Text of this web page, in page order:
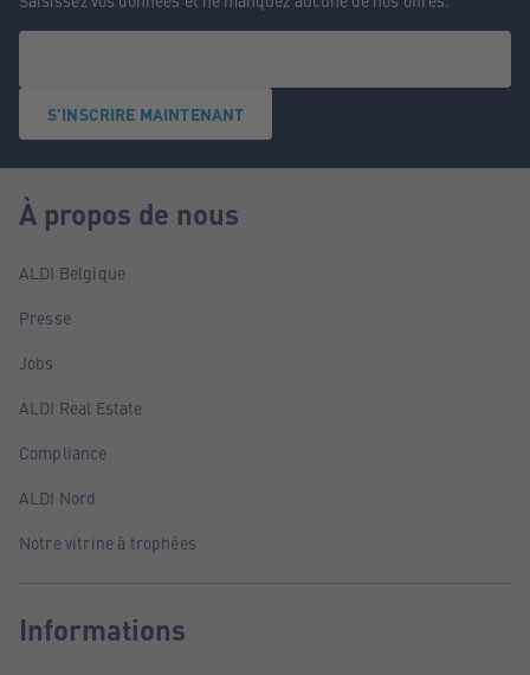
S'INSCRIRE MAINTENANT
À propos de nous
ALDI Belgique
Presse
Jobs
ALDI Real Estate
Compliance
ALDI Nord
Notre vitrine à trophées
Informations